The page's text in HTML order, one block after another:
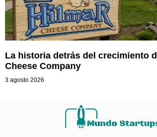
La historia detrás del crecimiento
Cheese Company
3 agosto 2026